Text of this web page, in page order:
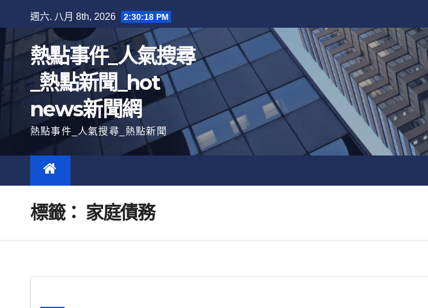
至
內
週六. 八月 8th, 2026 2:30:19 PM
熱點事件_人氣搜尋
_熱點新聞_hot
news新聞網
熱點事件_人氣搜尋_熱點新聞
標籤： 家庭債務